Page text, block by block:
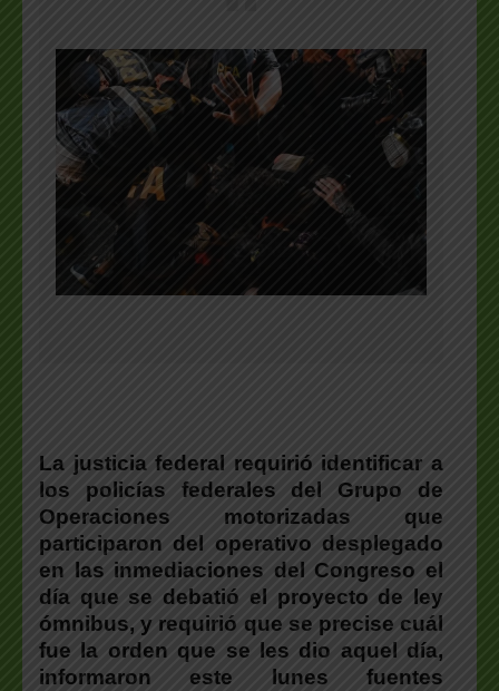
La justicia federal requirió identificar a
los policías federales del Grupo de
Operaciones motorizadas que
participaron del operativo desplegado
en las inmediaciones del Congreso el
día que se debatió el proyecto de ley
ómnibus, y requirió que se precise cuál
fue la orden que se les dio aquel día,
informaron este lunes fuentes